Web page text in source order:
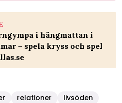
i hängmattan i
– spela kryss och spel
relationer livsöden